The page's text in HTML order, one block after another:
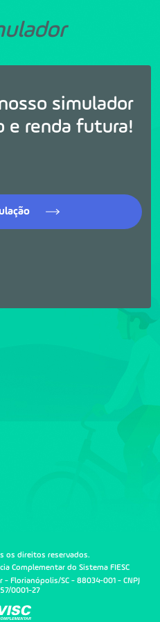
simulador
e renda futura!
os direitos reservados.
Complementar do Sistema FIESC
- Florianópolis/SC - 88034-001 - CNPJ
0001-27